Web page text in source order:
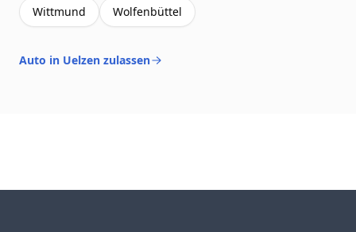
Wittmund
Wolfenbüttel
Auto in Uelzen zulassen